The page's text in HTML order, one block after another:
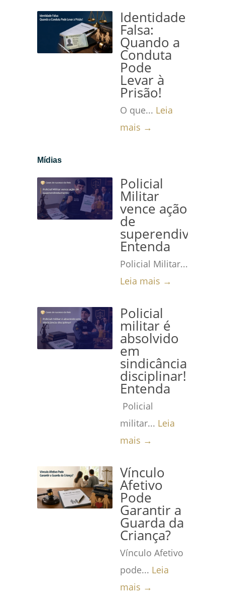
Identidade
Falsa:
Quando a
Conduta
Pode
Levar à
Prisão!
O que... Leia
mais →
Mídias
Policial
Militar
vence ação
de
Entenda
Policial Militar...
Leia mais →
Policial
militar é
absolvido
em
sindicância
disciplinar!
Entenda
Policial
militar... Leia
mais →
Vínculo
Afetivo
Pode
Garantir a
Guarda da
Criança?
Vínculo Afetivo
pode... Leia
mais →